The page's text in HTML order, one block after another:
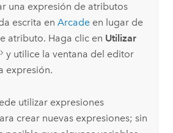
una expresión de atributos
escrita en Arcadeen lugar de
atributo. Haga clic en Utilizar
y utilice la ventana del editor
expresión.
utilizar expresiones
crear nuevas expresiones; sin